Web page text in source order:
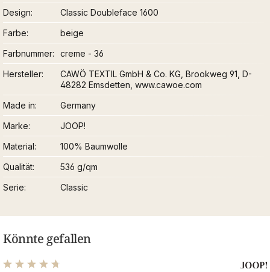
Design
Classic Doubleface 1600
Farbe
beige
Farbnummer
creme - 36
Hersteller
CAWÖ TEXTIL GmbH & Co. KG, Brookweg 91, D-
48282 Emsdetten, www.cawoe.com
Made in
Germany
Marke
JOOP!
Material
100% Baumwolle
Qualität
536 g/qm
Serie
Classic
Könnte gefallen